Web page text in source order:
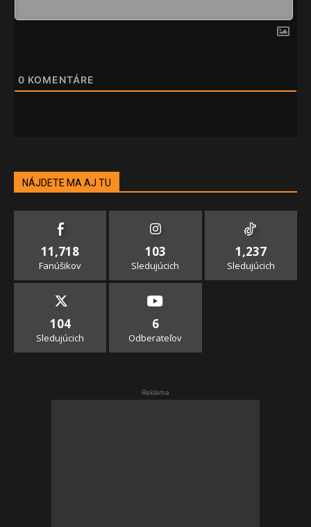
0 KOMENTÁRE
NÁJDETE MA AJ TU
11,718
Fanúšikov
103
Sledujúcich
1,237
Sledujúcich
104
Sledujúcich
6
Odberateľov
Reklama